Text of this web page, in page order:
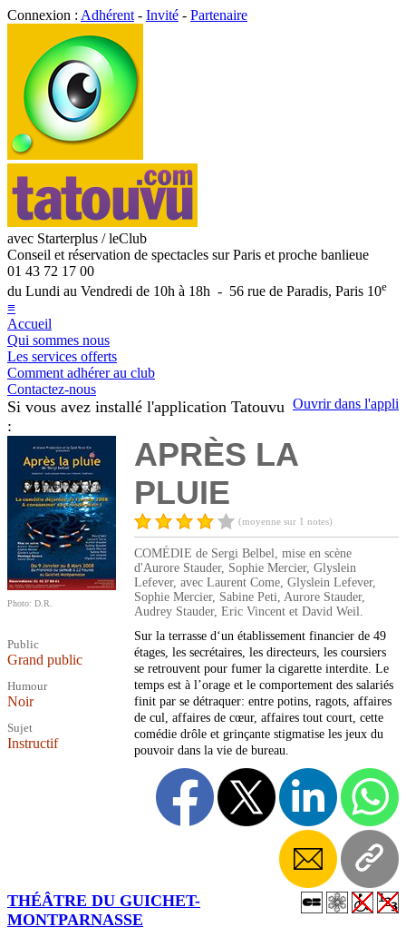
Connexion : Adhérent - Invité - Partenaire
avec Starterplus / leClub
Conseil et réservation de spectacles sur Paris et proche banlieue
01 43 72 17 00
du Lundi au Vendredi de 10h à 18h - 56 rue de Paradis, Paris 10e
≡
Accueil
Qui sommes nous
Les services offerts
Comment adhérer au club
Contactez-nous
Ouvrir dans l'appli
Si vous avez installé l'application Tatouvu
:
Photo: D.R.
Public
Grand public
Humour
Noir
Sujet
Instructif
APRÈS LA
PLUIE
(moyenne sur 1 notes)
COMÉDIE de Sergi Belbel, mise en scène
d'Aurore Stauder, Sophie Mercier, Glyslein
Lefever, avec Laurent Come, Glyslein Lefever,
Sophie Mercier, Sabine Peti, Aurore Stauder,
Audrey Stauder, Eric Vincent et David Weil.
Sur la terrasse d‘un établissement financier de 49
étages, les secrétaires, les directeurs, les coursiers
se retrouvent pour fumer la cigarette interdite. Le
temps est à l’orage et le comportement des salariés
finit par se détraquer: entre potins, ragots, affaires
de cul, affaires de cœur, affaires tout court, cette
comédie drôle et grinçante stigmatise les jeux du
pouvoir dans la vie de bureau.
THÉÂTRE DU GUICHET-
MONTPARNASSE